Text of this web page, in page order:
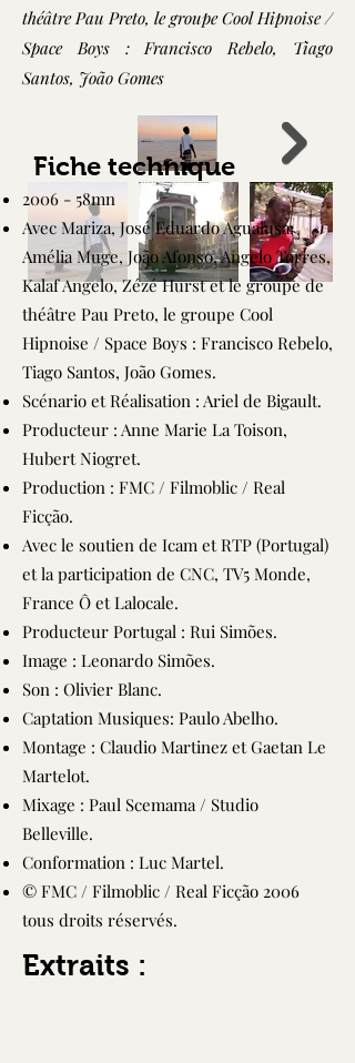
théâtre Pau Preto, le groupe Cool Hipnoise /
Space Boys : Francisco Rebelo, Tiago
Santos, João Gomes
2006 - 58mn
Avec Mariza, José Eduardo Agualusa,
Amélia Muge, João Afonso, Angelo Torres,
Kalaf Angelo, Zézé Hurst et le groupe de
théâtre Pau Preto, le groupe Cool
Hipnoise / Space Boys : Francisco Rebelo,
Tiago Santos, João Gomes.
Scénario et Réalisation : Ariel de Bigault.
Producteur : Anne Marie La Toison,
Hubert Niogret.
Production : FMC / Filmoblic / Real
Ficção.
Avec le soutien de Icam et RTP (Portugal)
et la participation de CNC, TV5 Monde,
France Ô et Lalocale.
Producteur Portugal : Rui Simões.
Image : Leonardo Simões.
Son : Olivier Blanc.
Captation Musiques: Paulo Abelho.
Montage : Claudio Martinez et Gaetan Le
Martelot.
Mixage : Paul Scemama / Studio
Belleville.
Conformation : Luc Martel.
© FMC / Filmoblic / Real Ficção 2006
tous droits réservés.
Fiche technique
Extraits :